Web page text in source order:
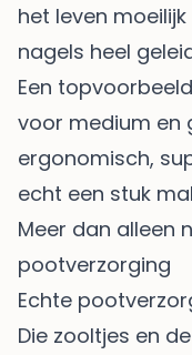
het leven
nagels heel
Een
voor medium en
ergonomisch,
echt een stuk
Meer dan alleen
pootverzorging
Echte
Die zooltjes en